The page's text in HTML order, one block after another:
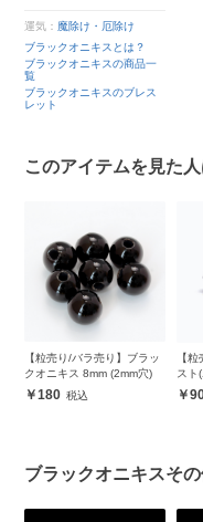
運気： 魔除け・厄除け
ブラックオニキスとは？
ブラックオニキスの商品一
覧
ブラックオニキスのブレス
レット
このアイテムを見た
【粒売り/バラ売り】ブラッ
クオニキス 8mm (2mm穴)
180
【
スト
ブラックオニキスそ